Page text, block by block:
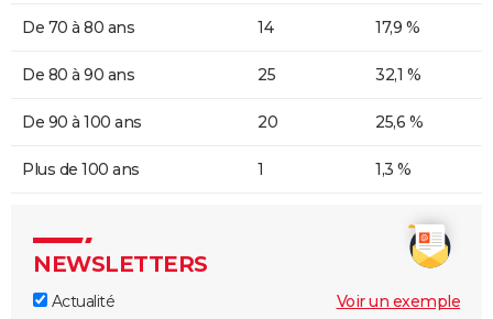
De 70 à 80 ans 14 17,9 %
De 80 à 90 ans 25 32,1 %
De 90 à 100 ans 20 25,6 %
Plus de 100 ans 1 1,3 %
NEWSLETTERS
Actualité
Voir un exemple